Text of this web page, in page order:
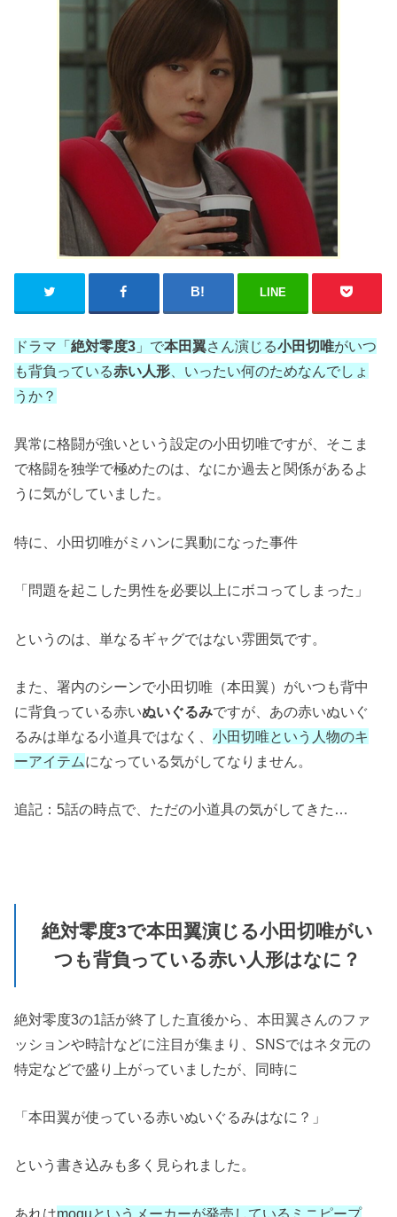
LINE
ドラマ「絶対零度3 」で本田翼さん演じる小田切唯がいつ
も背負っている赤い人形 、いったい何のためなんでしょ
うか？
異常に格闘が強いという設定の小田切唯ですが、そこま
で格闘を独学で極めたのは、なにか過去と関係があるよ
うに気がしていました。
特に、小田切唯がミハンに異動になった事件
「問題を起こした男性を必要以上にボコってしまった」
というのは、単なるギャグではない雰囲気です。
また、署内のシーンで小田切唯（本田翼）がいつも背中
に背負っている赤いぬいぐるみですが、あの赤いぬいぐ
るみは単なる小道具ではなく、小田切唯という人物のキ
ーアイテムになっている気がしてなりません。
追記：5話の時点で、ただの小道具の気がしてきた…
絶対零度3で本田翼演じる小田切唯がい
つも背負っている赤い人形はなに？
絶対零度3の1話が終了した直後から、本田翼さんのファ
ッションや時計などに注目が集まり、SNSではネタ元の
特定などで盛り上がっていましたが、同時に
「本田翼が使っている赤いぬいぐるみはなに？」
という書き込みも多く見られました。
あれはmoguというメーカーが発売しているミニピープ